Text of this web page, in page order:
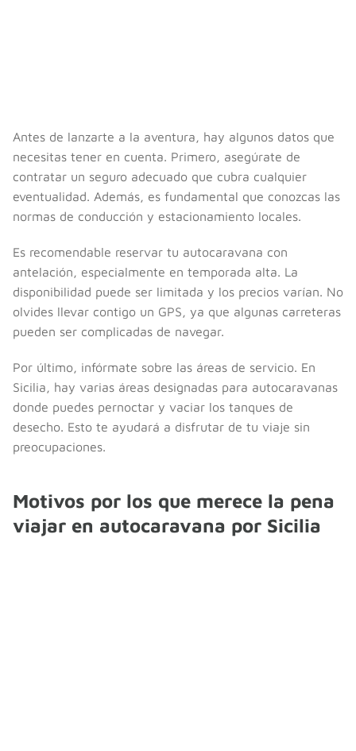
Antes de lanzarte a la aventura, hay algunos datos que
necesitas tener en cuenta. Primero, asegúrate de
contratar un seguro adecuado que cubra cualquier
eventualidad. Además, es fundamental que conozcas las
normas de conducción y estacionamiento locales.
Es recomendable reservar tu autocaravana con
antelación, especialmente en temporada alta. La
disponibilidad puede ser limitada y los precios varían. No
olvides llevar contigo un GPS, ya que algunas carreteras
pueden ser complicadas de navegar.
Por último, infórmate sobre las áreas de servicio. En
Sicilia, hay varias áreas designadas para autocaravanas
donde puedes pernoctar y vaciar los tanques de
desecho. Esto te ayudará a disfrutar de tu viaje sin
preocupaciones.
Motivos por los que merece la pena
viajar en autocaravana por Sicilia